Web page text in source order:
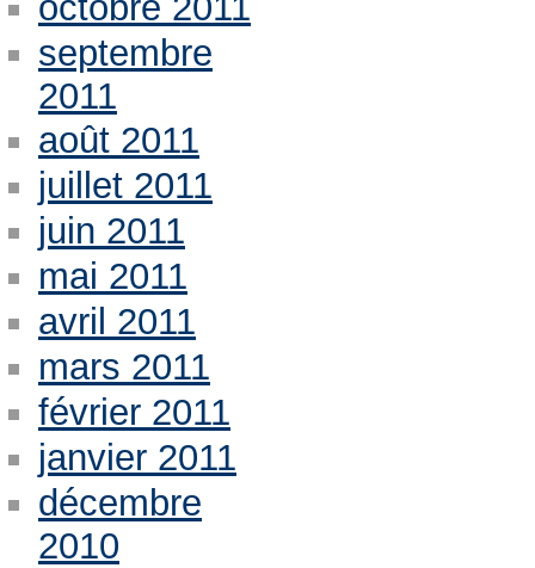
septembre
2011
août 2011
juillet 2011
juin 2011
mai 2011
avril 2011
mars 2011
février 2011
janvier 2011
décembre
2010